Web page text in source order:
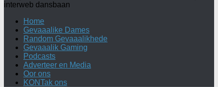
interweb dansbaan
Home
Gevaaalike Dames
Random Gevaaalikhede
Gevaaalik Gaming
Podcasts
Adverteer en Media
Oor ons
KONTak ons